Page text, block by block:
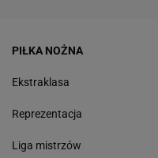
PIŁKA NOŻNA
Ekstraklasa
Reprezentacja
Liga mistrzów